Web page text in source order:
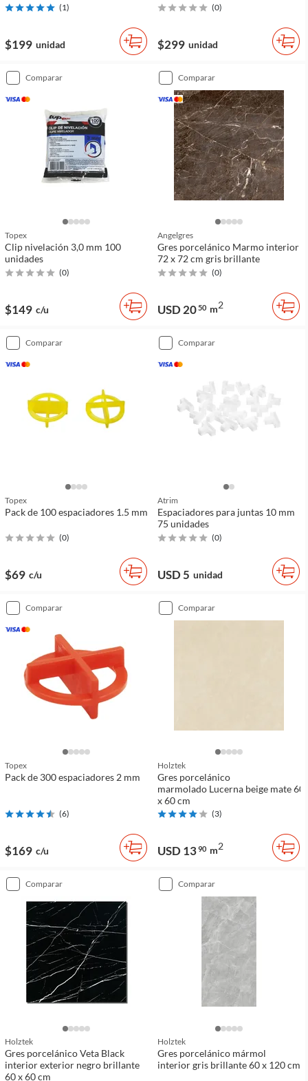
(1)
$199 unidad
(0)
$299 unidad
comparar
Topex
Clip nivelación 3,0 mm 100
unidades
(0)
$149 c/u
comparar
Angelgres
Gres porcelánico Marmo interior
72 x 72 cm gris brillante
(0)
USD 2050 m2
comparar
Topex
Pack de 100 espaciadores 1.5 mm
(0)
$69 c/u
comparar
Atrim
Espaciadores para juntas 10 mm
75 unidades
(0)
USD 5 unidad
comparar
Topex
Pack de 300 espaciadores 2 mm
(6)
$169 c/u
comparar
Holztek
Gres porcelánico
marmolado Lucerna beige mate 60
x 60 cm
(3)
USD 1390 m2
comparar
Holztek
Gres porcelánico Veta Black
interior exterior negro brillante
60 x 60 cm
comparar
Holztek
Gres porcelánico mármol
interior gris brillante 60 x 120 cm